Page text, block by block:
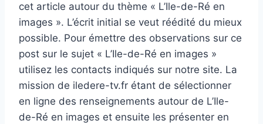
cet article autour du thème « L’Ile-de-Ré en
images ». L’écrit initial se veut réédité du mieux
possible. Pour émettre des observations sur ce
post sur le sujet « L’Ile-de-Ré en images »
utilisez les contacts indiqués sur notre site. La
mission de iledere-tv.fr étant de sélectionner
en ligne des renseignements autour de L’Ile-
de-Ré en images et ensuite les présenter en